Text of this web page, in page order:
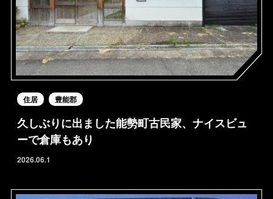
住居 豊能郡
久しぶりに出ました能勢町古民家、ナイスビュ
ーで倉庫もあり
2026.06.1